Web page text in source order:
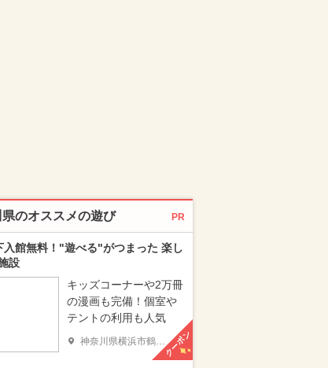
のオススメの遊び PR
入館無料！"遊べる"がつまった 楽し
設
キッズコーナーや2万冊
の漫画も完備！個室や
テントの利用も人気
神奈川県横浜市鶴見区 クーポン